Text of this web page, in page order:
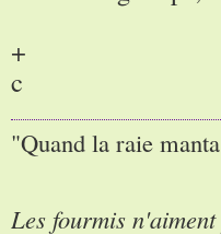
+
c
"Quand la raie
Les fourmis